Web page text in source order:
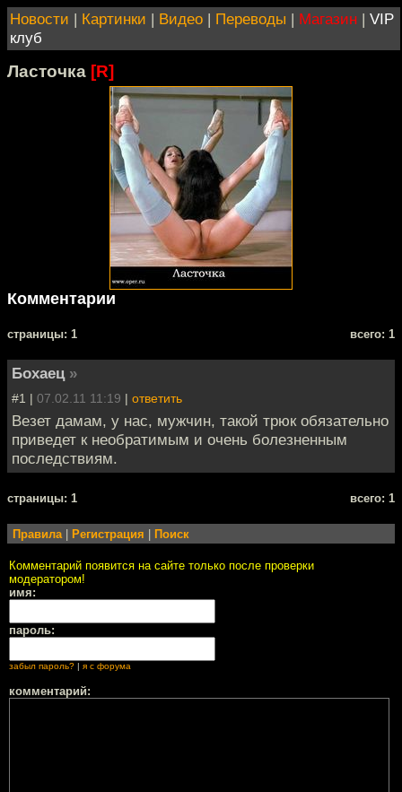
Новости | Картинки | Видео | Переводы | Магазин | VIP
клуб
Ласточка [R]
Комментарии
cтраницы: 1 всего: 1
Бохаец »
#1 | 07.02.11 11:19 | ответить
Везет дамам, у нас, мужчин, такой трюк обязательно
приведет к необратимым и очень болезненным
последствиям.
cтраницы: 1 всего: 1
Правила Регистрация Поиск
Комментарий появится на сайте только после проверки
модератором!
имя:
пароль:
забыл пароль? | я с форума
комментарий: